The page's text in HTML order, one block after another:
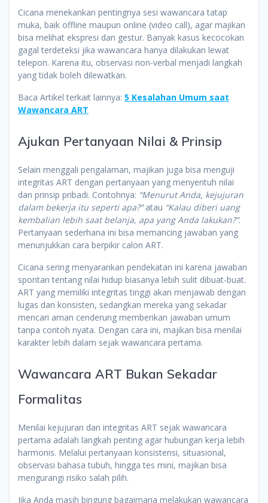
Cicana menekankan pentingnya sesi wawancara tatap
muka, baik offline maupun online (video call), agar majikan
bisa melihat ekspresi dan gestur. Banyak kasus kecocokan
gagal terdeteksi jika wawancara hanya dilakukan lewat
telepon. Karena itu, observasi non-verbal menjadi langkah
yang tidak boleh dilewatkan.
Baca Artikel terkait lainnya: 5 Kesalahan Umum saat
Wawancara ART
Ajukan Pertanyaan Nilai & Prinsip
Selain menggali pengalaman, majikan juga bisa menguji
integritas ART dengan pertanyaan yang menyentuh nilai
dan prinsip pribadi. Contohnya: “Menurut Anda, kejujuran
dalam bekerja itu seperti apa?”atau “Kalau diberi uang
kembalian lebih saat belanja, apa yang Anda lakukan?”.
Pertanyaan sederhana ini bisa memancing jawaban yang
menunjukkan cara berpikir calon ART.
Cicana sering menyarankan pendekatan ini karena jawaban
spontan tentang nilai hidup biasanya lebih sulit dibuat-buat.
ART yang memiliki integritas tinggi akan menjawab dengan
lugas dan konsisten, sedangkan mereka yang sekadar
mencari aman cenderung memberikan jawaban umum
tanpa contoh nyata. Dengan cara ini, majikan bisa menilai
karakter lebih dalam sejak wawancara pertama.
Wawancara ART Bukan Sekadar
Formalitas
Menilai kejujuran dan integritas ART sejak wawancara
pertama adalah langkah penting agar hubungan kerja lebih
harmonis. Melalui pertanyaan konsistensi, situasional,
observasi bahasa tubuh, hingga tes mini, majikan bisa
mengurangi risiko salah pilih.
Jika Anda masih bingung bagaimana melakukan wawancara